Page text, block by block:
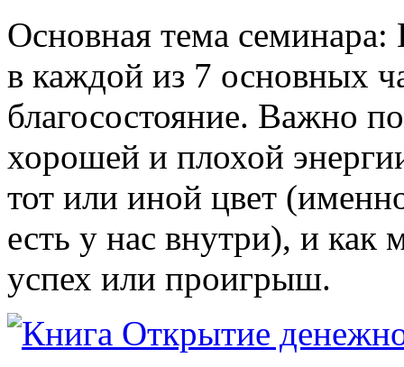
Основная тема семинара:
в каждой из 7 основных
благосостояние. Важно
хорошей и плохой
тот или иной цвет
есть у нас внутри), и как
успех или проигрыш.